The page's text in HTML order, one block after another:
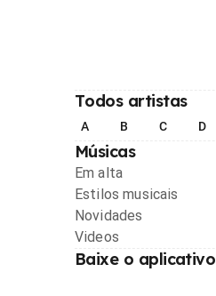
Todos artistas
A B C D
Músicas
Em alta
Estilos musicais
Novidades
Videos
Baixe o aplicativo